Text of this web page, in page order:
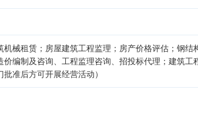
械租赁；房屋建筑工程监理；房产价格评估；钢
编制及咨询、工程监理咨询、招投标代理；建筑
准后方可开展经营活动）